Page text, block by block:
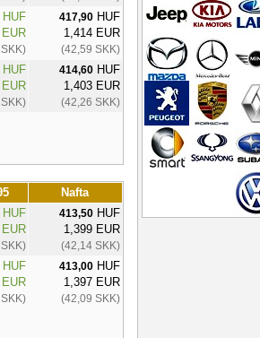
417,90HUF
1,414 EUR
(42,59 SKK)
414,60HUF
1,403 EUR
(42,26 SKK)
Nafta
413,50HUF
1,399 EUR
(42,14 SKK)
413,00HUF
1,397 EUR
(42,09 SKK)